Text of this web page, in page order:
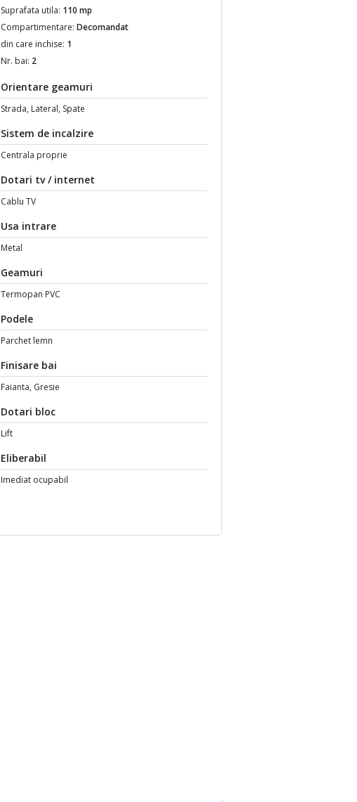
Suprafata utila: 110 mp
Compartimentare: Decomandat
din care inchise: 1
Nr. bai: 2
Orientare geamuri
Strada, Lateral, Spate
Sistem de incalzire
Centrala proprie
Dotari tv / internet
Cablu TV
Usa intrare
Metal
Geamuri
Termopan PVC
Podele
Parchet lemn
Finisare bai
Faianta, Gresie
Dotari bloc
Lift
Eliberabil
Imediat ocupabil